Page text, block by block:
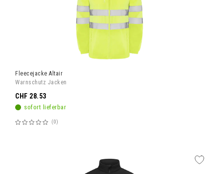
Fleecejacke Altair
Warnschutz Jacken
sofort lieferbar
Bewertung:
0
CHF 28.53